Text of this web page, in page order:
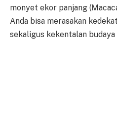
monyet ekor panjang
Anda bisa merasakan
sekaligus kekentalan budaya